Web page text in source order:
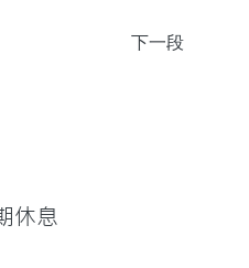
下一段
休息